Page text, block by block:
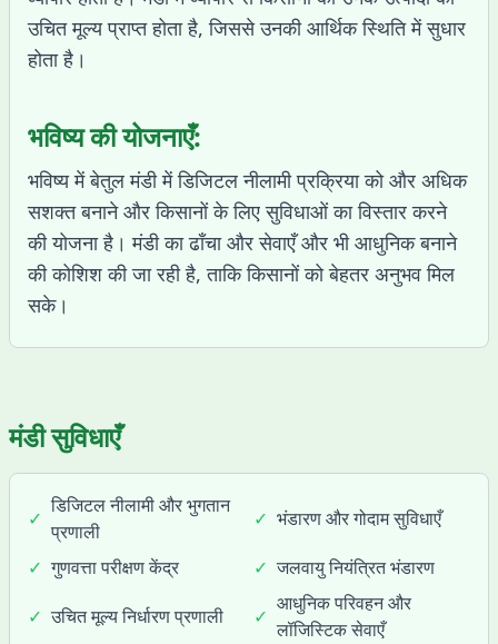
उचित मूल्य प्राप्त होता है, जिससे उनकी आर्थिक स्थिति में सुधार
होता है।
भविष्य की योजनाएँ:
भविष्य में बेतुल मंडी में डिजिटल नीलामी प्रक्रिया को और अधिक
सशक्त बनाने और किसानों के लिए सुविधाओं का विस्तार करने
की योजना है। मंडी का ढाँचा और सेवाएँ और भी आधुनिक बनाने
की कोशिश की जा रही है, ताकि किसानों को बेहतर अनुभव मिल
सके।
मंडी सुविधाएँ
✓
डिजिटल नीलामी और भुगतान
प्रणाली
✓ भंडारण और गोदाम सुविधाएँ
✓ गुणवत्ता परीक्षण केंद्र ✓ जलवायु नियंत्रित भंडारण
✓ उचित मूल्य निर्धारण प्रणाली ✓
आधुनिक परिवहन और
लॉजिस्टिक सेवाएँ